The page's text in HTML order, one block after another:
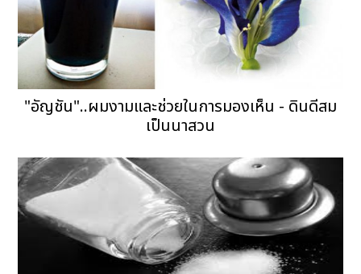
"อัญชัน"..ผมงามและช่วยในการมองเห็น - ดินดีสม
เป็นนาสวน